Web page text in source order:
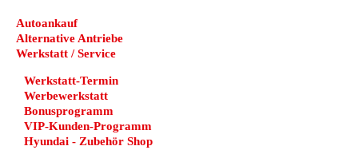
Autoankauf
Alternative Antriebe
Werkstatt / Service
Werkstatt-Termin
Werbewerkstatt
Bonusprogramm
VIP-Kunden-Programm
Hyundai - Zubehör Shop